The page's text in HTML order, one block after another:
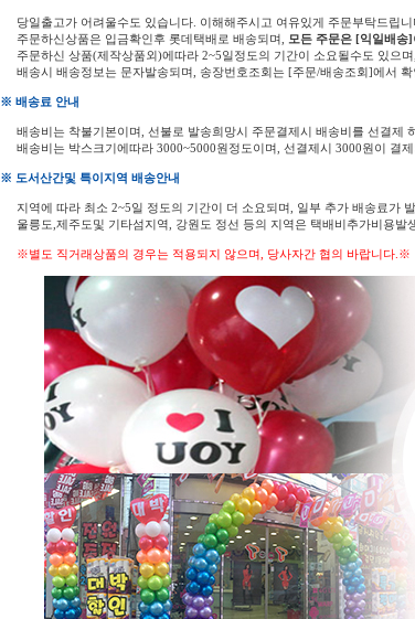
당일출고가 어려울수도 있습니다. 이해해주시고 여유있게 주문부탁드립니
주문하신상품은 입금확인후 롯데택배로 배송되며,
모든 주문은 [익일배송]
주문하신 상품(제작상품외)에따라 2~5일정도의 기간이 소요될수도 있으
배송시 배송정보는 문자발송되며, 송장번호조회는 [주문/배송조회]에서 확
※ 배송료 안내
배송비는 착불기본이며, 선불로 발송희망시 주문결제시 배송비를 선결제
배송비는 박스크기에따라 3000~5000원정도이며, 선결제시 3000원이 결
※ 도서산간및 특이지역 배송안내
지역에 따라 최소 2~5일 정도의 기간이 더 소요되며, 일부 추가 배송료가
울릉도,제주도및 기타섬지역, 강원도 정선 등의 지역은 택배비추가비용발
※별도 직거래상품의 경우는 적용되지 않으며, 당사자간 협의 바랍니다.※